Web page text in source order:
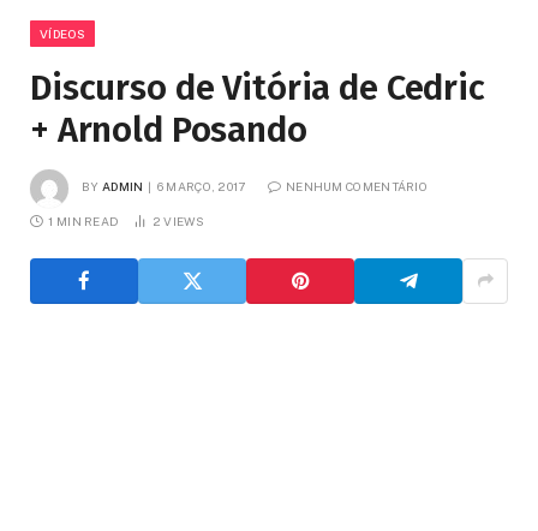
VÍDEOS
Discurso de Vitória de Cedric
+ Arnold Posando
BY ADMIN 6 MARÇO, 2017 NENHUM COMENTÁRIO
1 MIN READ 2VIEWS